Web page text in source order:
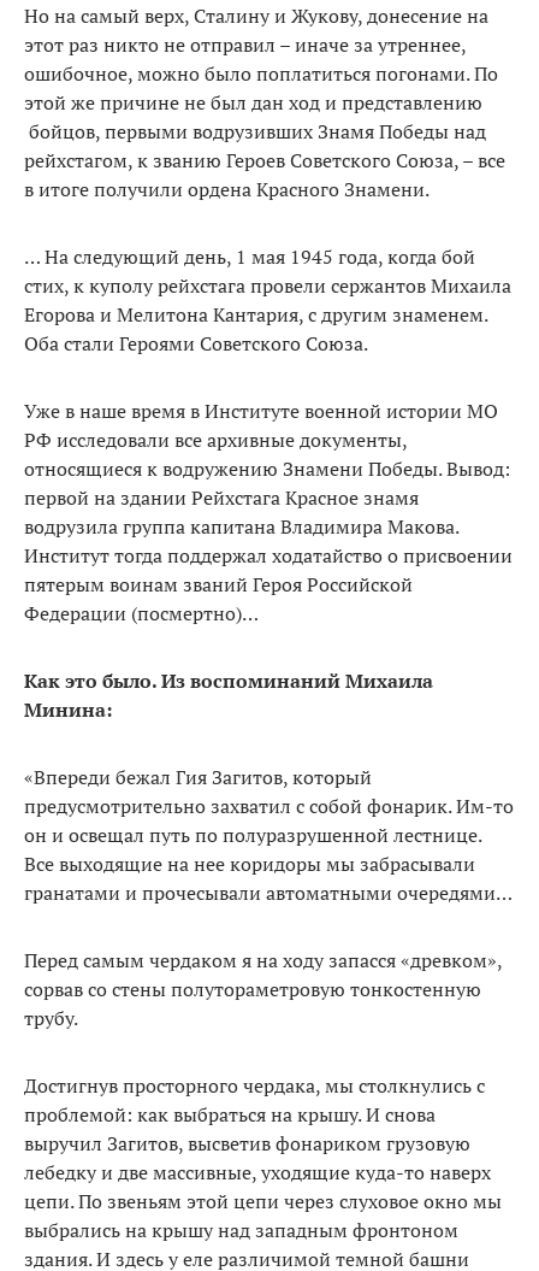
Но на самый верх, Сталину и Жукову, донесение на
этот раз никто не отправил – иначе за утреннее,
ошибочное, можно было поплатиться погонами. По
этой же причине не был дан ход и представлению
бойцов, первыми водрузивших Знамя Победы над
рейхстагом, к званию Героев Советского Союза, – все
в итоге получили ордена Красного Знамени.
… На следующий день, 1 мая 1945 года, когда бой
стих, к куполу рейхстага провели сержантов Михаила
Егорова и Мелитона Кантария, с другим знаменем.
Оба стали Героями Советского Союза.
Уже в наше время в Институте военной истории МО
РФ исследовали все архивные документы,
относящиеся к водружению Знамени Победы. Вывод:
первой на здании Рейхстага Красное знамя
водрузила группа капитана Владимира Макова.
Институт тогда поддержал ходатайство о присвоении
пятерым воинам званий Героя Российской
Федерации (посмертно)…
Как это было. Из воспоминаний Михаила
Минина:
«Впереди бежал Гия Загитов, который
предусмотрительно захватил с собой фонарик. Им-то
он и освещал путь по полуразрушенной лестнице.
Все выходящие на нее коридоры мы забрасывали
гранатами и прочесывали автоматными очередями…
Перед самым чердаком я на ходу запасся «древком»,
сорвав со стены полутораметровую тонкостенную
трубу.
Достигнув просторного чердака, мы столкнулись с
проблемой: как выбраться на крышу. И снова
выручил Загитов, высветив фонариком грузовую
лебедку и две массивные, уходящие куда-то наверх
цепи. По звеньям этой цепи через слуховое окно мы
выбрались на крышу над западным фронтоном
здания. И здесь у еле различимой темной башни